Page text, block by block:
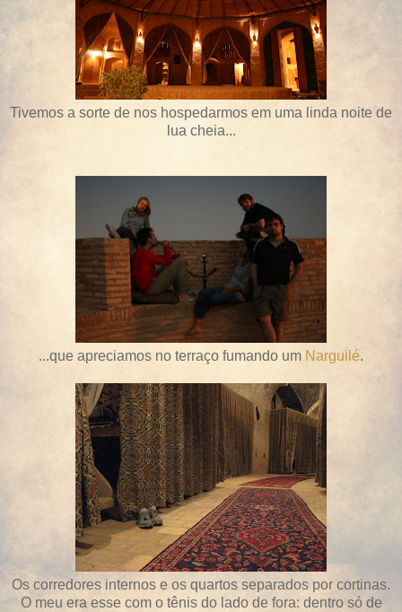
Tivemos a sorte de nos hospedarmos em uma linda noite de
lua cheia...
...que apreciamos no terraço fumando um Narguilé.
Os corredores internos e os quartos separados por cortinas.
O meu era esse com o tênis do lado de fora: dentro só de